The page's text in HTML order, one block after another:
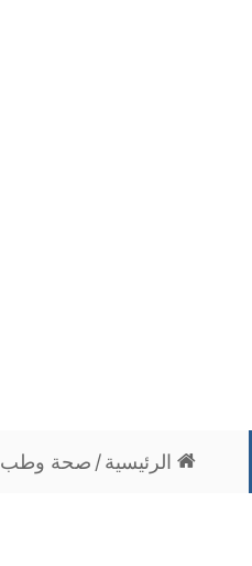
الرئيسية / صحة وطب